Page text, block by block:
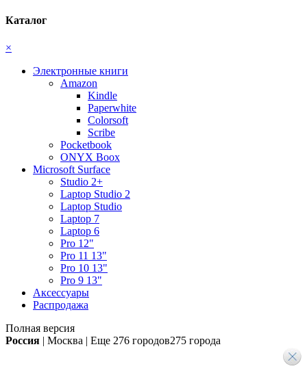
Каталог
×
Электронные книги
Amazon
Kindle
Paperwhite
Colorsoft
Scribe
Pocketbook
ONYX Boox
Microsoft Surface
Studio 2+
Laptop Studio 2
Laptop Studio
Laptop 7
Laptop 6
Pro 12"
Pro 11 13"
Pro 10 13"
Pro 9 13"
Аксессуары
Распродажа
Полная версия
Россия | Москва | Еще 276 городов275 города